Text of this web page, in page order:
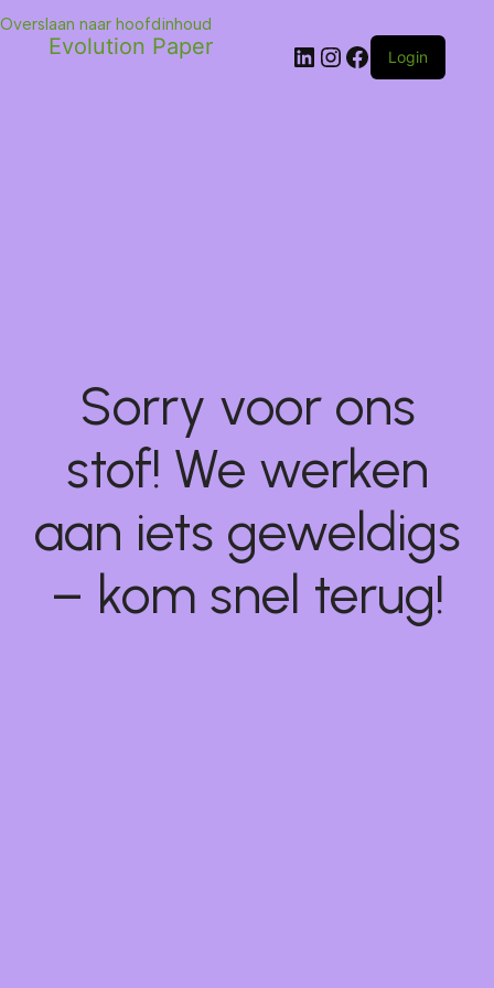
Overslaan naar hoofdinhoud
Evolution Paper Login
Sorry voor ons
stof! We werken
aan iets geweldigs
– kom snel terug!